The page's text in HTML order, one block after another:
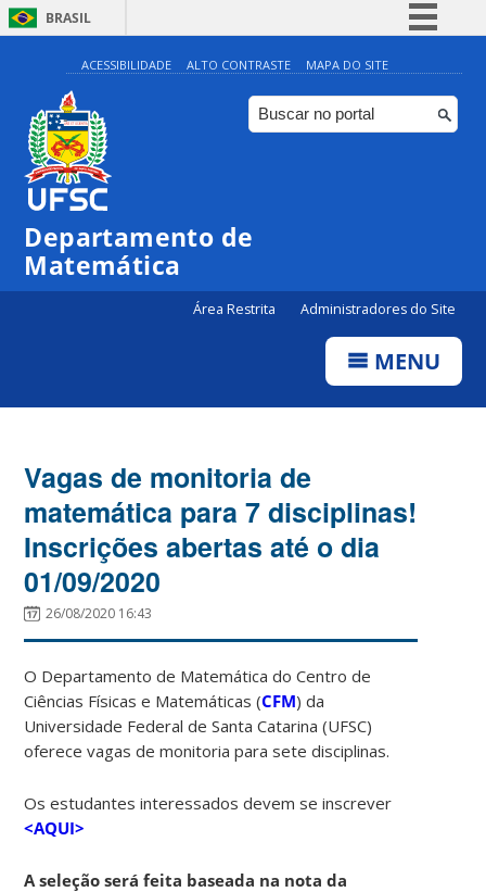
BRASIL
Simplifique!
Comunica BR
Participe
ACESSIBILIDADE ALTO CONTRASTE MAPA DO SITE
Departamento de
Matemática
Área Restrita Administradores do Site
MENU
Vagas de monitoria de
matemática para 7 disciplinas!
Inscrições abertas até o dia
01/09/2020
26/08/2020 16:43
O Departamento de Matemática do Centro de
Ciências Físicas e Matemáticas (CFM) da
Universidade Federal de Santa Catarina (UFSC)
oferece vagas de monitoria para sete disciplinas.
Os estudantes interessados devem se inscrever
<AQUI>
A seleção será feita baseada na nota da